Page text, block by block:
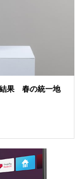
結果 春の統一地